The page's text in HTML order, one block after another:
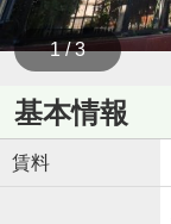
1 / 3
基本情報
賃料